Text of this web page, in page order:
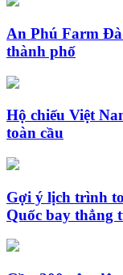
An Phú Farm
thành phố
Hộ chiếu Việt
toàn cầu
Gợi ý lịch trình
Quốc bay thẳng